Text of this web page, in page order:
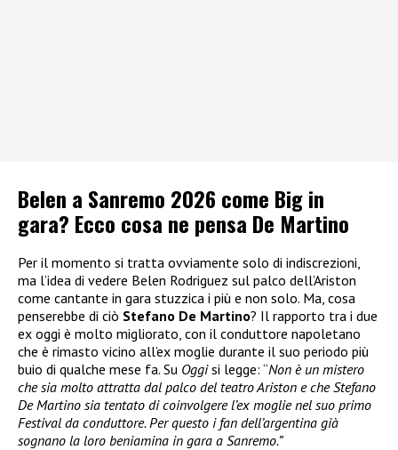
Belen a Sanremo 2026 come Big in
gara? Ecco cosa ne pensa De Martino
Per il momento si tratta ovviamente solo di indiscrezioni,
ma l’idea di vedere Belen Rodriguez sul palco dell’Ariston
come cantante in gara stuzzica i più e non solo. Ma, cosa
penserebbe di ciò Stefano De Martino? Il rapporto tra i due
ex oggi è molto migliorato, con il conduttore napoletano
che è rimasto vicino all’ex moglie durante il suo periodo più
buio di qualche mese fa. Su Oggisi legge: “Non è un mistero
che sia molto attratta dal palco del teatro Ariston e che Stefano
De Martino sia tentato di coinvolgere l’ex moglie nel suo primo
Festival da conduttore. Per questo i fan dell’argentina già
sognano la loro beniamina in gara a Sanremo.”